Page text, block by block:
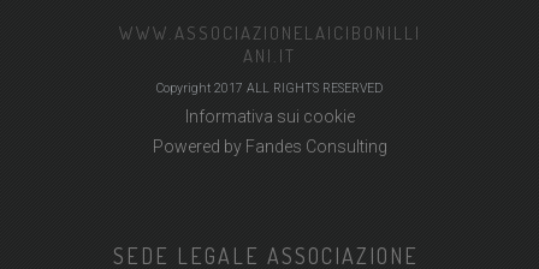
WWW.ASSOCIAZIONELAICIBONILLI
ANI.IT
Copyright 2017 ALL RIGHTS RESERVED
Informativa sui cookie
Powered by Fandes Consulting
SEDE LEGALE ASSOCIAZIONE